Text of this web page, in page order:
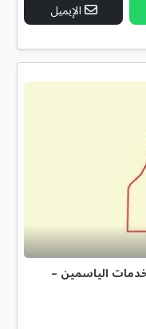
الإيميل
متر – مركز خدمات الياسمين –